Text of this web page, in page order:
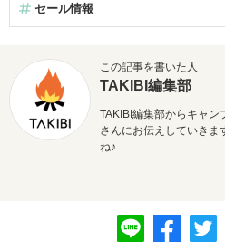
セール情報
この記事を書いた人
TAKIBI編集部
TAKIBI編集部からキャン
さんにお伝えしていきま
ね♪